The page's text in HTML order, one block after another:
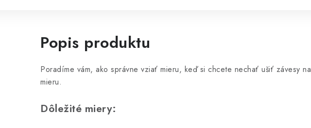
Popis produktu
Poradíme vám, ako správne vziať mieru, keď si chcete nechať ušiť závesy na
mieru.
Dôležité miery: